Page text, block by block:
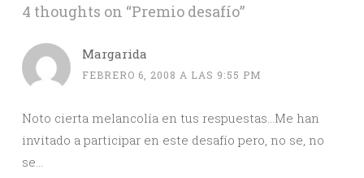
4 thoughts on “Premio desafío”
Margarida
FEBRERO 6, 2008 A LAS 9:55 PM
Noto cierta melancolía en tus respuestas…Me han
invitado a participar en este desafío pero, no se, no
se…